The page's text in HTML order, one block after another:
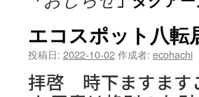
ツ
へ
エコスポット八転
投稿日: 2022-10-02作成者: ecohachi
拝啓 時下ますます